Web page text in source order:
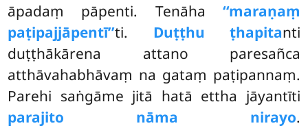
āpadaṃ pāpenti. Tenāha ‘‘maraṇaṃ
paṭipajjāpentī’’ti. Duṭṭhu ṭhapitanti
duṭṭhākārena attano paresañca
atthāvahabhāvaṃ na gataṃ paṭipannaṃ.
Parehi saṅgāme jitā hatā ettha jāyantīti
parajito nāma nirayo.